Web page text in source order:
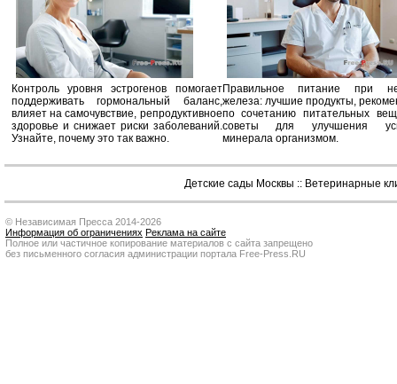
Контроль уровня эстрогенов помогает
поддерживать гормональный баланс,
влияет на самочувствие, репродуктивное
здоровье и снижает риски заболеваний.
Узнайте, почему это так важно.
Правильное питание при
железа: лучшие продукты,
по сочетанию питательных
советы для улучшения
минерала организмом.
Детские сады Москвы :: Ветеринарные
© Независимая Пресса 2014-2026
Информация об ограничениях Реклама на сайте
Полное или частичное копирование материалов с сайта запрещено
без письменного согласия администрации портала Free-Press.RU